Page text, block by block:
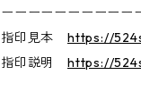
ーーーーーーーーーー
指印見本 https://
指印説明 https://